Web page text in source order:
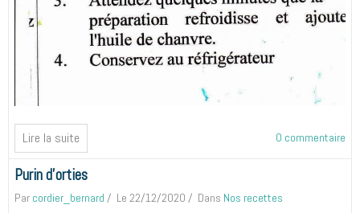
Lire la suite 0 commentaire
Purin d'orties
Par cordier_bernard Le 22/12/2020 Dans Nos recettes